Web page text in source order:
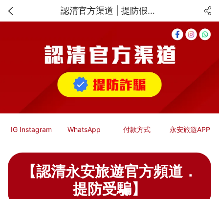
認清官方渠道 | 提防假冒永安旅遊的網上騙案 | 永安旅遊 | Wing On Travel
IG Instagram WhatsApp 付款方式 永安旅遊APP
【認清永安旅遊官方頻道．
提防受騙】